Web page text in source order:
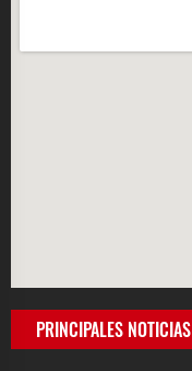
PRINCIPALES NOTICIAS